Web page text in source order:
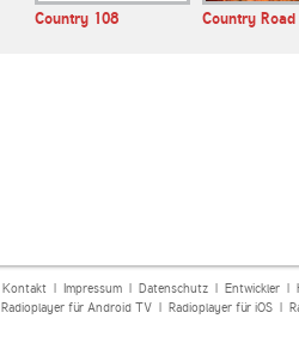
Country 108 Country Road
Kontakt| Impressum| Datenschutz| Entwickler|
Radioplayer für Android TV| Radioplayer für iOS|